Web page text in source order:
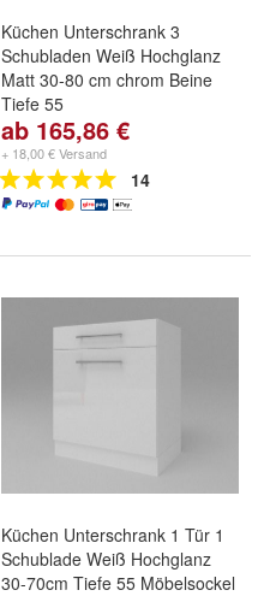
Küchen Unterschrank 3
Schubladen Weiß Hochglanz
Matt 30-80 cm chrom Beine
Tiefe 55
ab 165,86 €
+ 18,00 € Versand
14
Küchen Unterschrank 1 Tür 1
Schublade Weiß Hochglanz
30-70cm Tiefe 55 Möbelsockel